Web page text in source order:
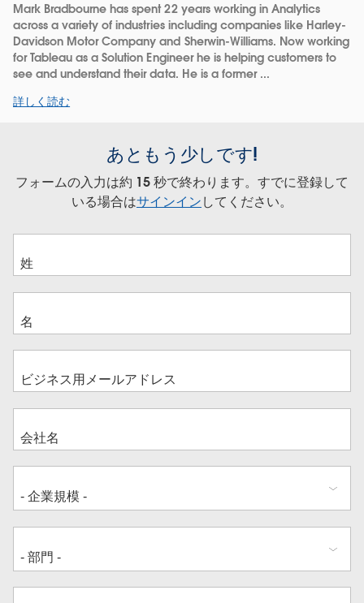
Mark Bradbourne has spent 22 years working in Analytics
across a variety of industries including companies like Harley-
Davidson Motor Company and Sherwin-Williams. Now working
for Tableau as a Solution Engineer he is helping customers to
see and understand their data. He is a former ...
詳しく読む
あともう少しです!
フォームの入力は約 15 秒で終わります。すでに登録して
いる場合はサインインしてください。